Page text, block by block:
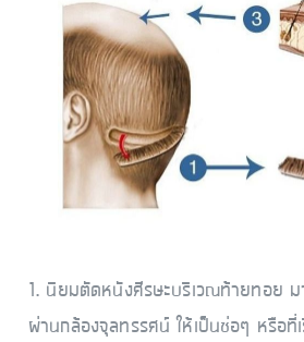
1. นิยมตัดหนังศีรษะบริเวณท้ายทอย
ผ่านกล้องจุลทรรศน์ ให้เป็นช่อๆ หรือที่